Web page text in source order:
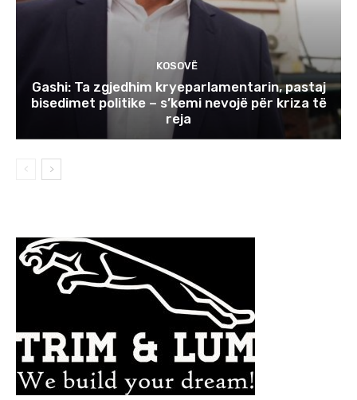
KOSOVË
Gashi: Ta zgjedhim kryeparlamentarin, pastaj
bisedimet politike – s’kemi nevojë për kriza të
reja